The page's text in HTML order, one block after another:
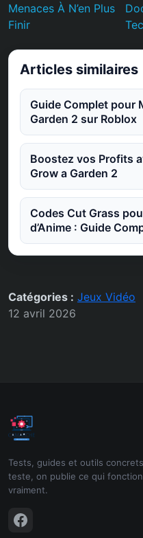
Menaces À N’en Plus
Finir
Articles similaires
Guide Complet pour
Garden 2 sur Roblox
Boostez vos Profits
Grow a Garden 2
Codes Cut Grass
d’Anime : Guide
Catégories : Jeux Vidéo
12 avril 2026
Tests, guides et outils
teste, on publie ce qui
vraiment.